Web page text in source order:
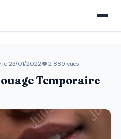
le 23/01/2022👁 2 889 vues
Temporaire